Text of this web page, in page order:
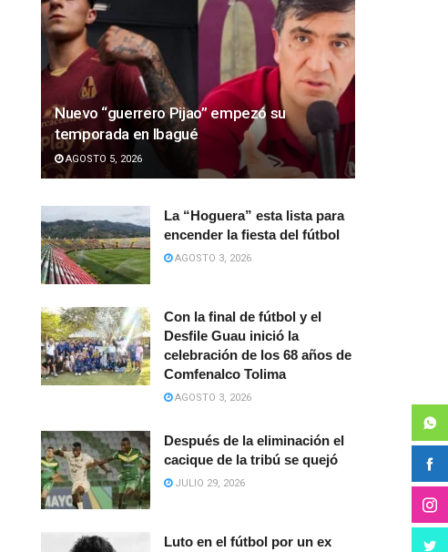
Nuevo “guerrero Pijao” empezó su
temporada en Ibagué
AGOSTO 5, 2026
La “Hoguera” esta lista para
encender la fiesta del fútbol
AGOSTO 3, 2026
Con la final de fútbol y el
Desfile Guau inició la
celebración de los 68 años de
Comfenalco Tolima
AGOSTO 3, 2026
Después de la eliminación el
cacique de la tribú se quejó
JULIO 29, 2026
Luto en el fútbol por un ex